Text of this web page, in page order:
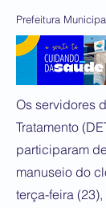
Prefeitura
Os servidores
Tratamento
participaram
manuseio do
terça-feira